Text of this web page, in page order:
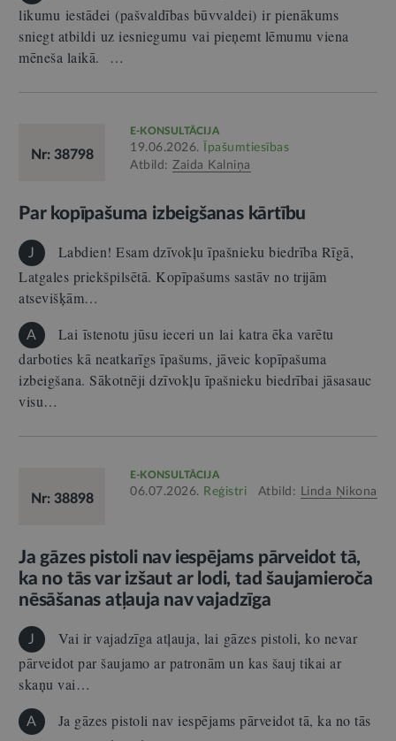
likumu iestādei (pašvaldības būvvaldei) ir pienākums
sniegt atbildi uz iesniegumu vai pieņemt lēmumu viena
mēneša laikā. …
Nr: 38798
E-KONSULTĀCIJA
19.06.2026.
Īpašumtiesības
Atbild: Zaida Kalniņa
Par kopīpašuma izbeigšanas kārtību
J
Labdien! Esam dzīvokļu īpašnieku biedrība Rīgā,
Latgales priekšpilsētā. Kopīpašums sastāv no trijām
atsevišķām…
A
Lai īstenotu jūsu ieceri un lai katra ēka varētu
darboties kā neatkarīgs īpašums, jāveic kopīpašuma
izbeigšana. Sākotnēji dzīvokļu īpašnieku biedrībai jāsasauc
visu…
Nr: 38898
E-KONSULTĀCIJA
06.07.2026. Reģistri Atbild: Linda Ņikona
Ja gāzes pistoli nav iespējams pārveidot tā,
ka no tās var izšaut ar lodi, tad šaujamieroča
nēsāšanas atļauja nav vajadzīga
J
Vai ir vajadzīga atļauja, lai gāzes pistoli, ko nevar
pārveidot par šaujamo ar patronām un kas šauj tikai ar
skaņu vai…
A
Ja gāzes pistoli nav iespējams pārveidot tā, ka no tās